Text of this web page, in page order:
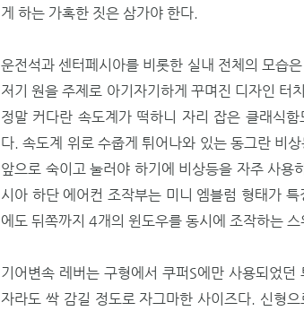
게 하는 가혹한 짓은 삼가야 한다.
운전석과 센터페시아를 비롯한 실내 전체의 모습
저기 원을 주제로 아기자기하게 꾸며진 디자인 터
정말 커다란 속도계가 떡하니 자리 잡은 클래식
다. 속도계 위로 수줍게 튀어나와 있는 동그란 비
앞으로 숙이고 눌러야 하기에 비상등을 자주 사용
시아 하단 에어컨 조작부는 미니 엠블럼 형태가
에도 뒤쪽까지 4개의 윈도우를 동시에 조작하는
기어변속 레버는 구형에서 쿠퍼S에만 사용되었
자라도 싹 감길 정도로 자그마한 사이즈다. 신형